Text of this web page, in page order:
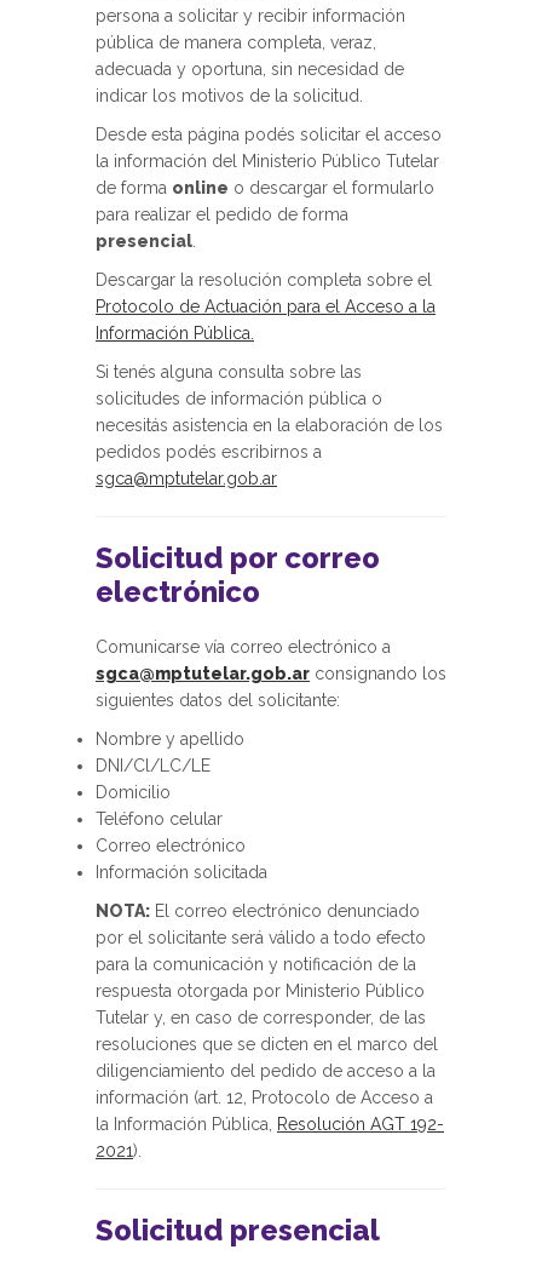
persona a solicitar y recibir información
pública de manera completa, veraz,
adecuada y oportuna, sin necesidad de
indicar los motivos de la solicitud.
Desde esta página podés solicitar el acceso
la información del Ministerio Público Tutelar
de forma online o descargar el formularlo
para realizar el pedido de forma
presencial
Descargar la resolución completa sobre el
Protocolo de Actuación para el Acceso a la
Información Pública.
Si tenés alguna consulta sobre las
solicitudes de información pública o
necesitás asistencia en la elaboración de los
pedidos podés escribirnos a
sgca@mptutelar.gob.ar
Solicitud por correo
electrónico
Comunicarse vía correo electrónico a
sgca@mptutelar.gob.ar consignando los
siguientes datos del solicitante:
Nombre y apellido
DNI/Cl/LC/LE
Domicilio
Teléfono celular
Correo electrónico
Información solicitada
NOTA: El correo electrónico denunciado
por el solicitante será válido a todo efecto
para la comunicación y notificación de la
respuesta otorgada por Ministerio Público
Tutelar y, en caso de corresponder, de las
resoluciones que se dicten en el marco del
diligenciamiento del pedido de acceso a la
información (art. 12, Protocolo de Acceso a
la Información Pública,
Resolución AGT 192-
2021).
Solicitud presencial